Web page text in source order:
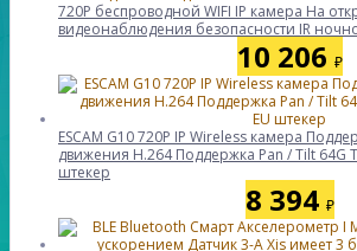
720P беспроводной WIFI IP камера На
видеонаблюдения безопасности IR
10 206 ₽
ESCAM G10 720P IP Wireless камера
движения H.264 Поддержка Pan / Tilt 64G
штекер
8 394 ₽